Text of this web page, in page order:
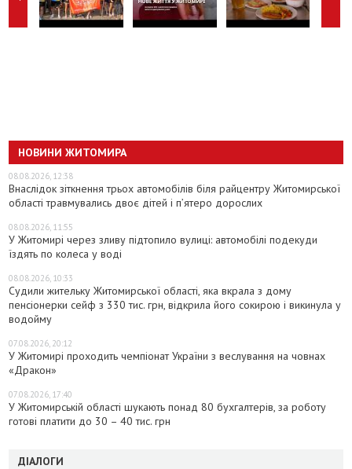
НОВИНИ ЖИТОМИРА
08.08.2026, 12:38
Внаслідок зіткнення трьох автомобілів біля райцентру Житомирської
області травмувались двоє дітей і пʼятеро дорослих
08.08.2026, 11:55
У Житомирі через зливу підтопило вулиці: автомобілі подекуди
їздять по колеса у воді
08.08.2026, 10:33
Судили жительку Житомирської області, яка вкрала з дому
пенсіонерки сейф з 330 тис. грн, відкрила його сокирою і викинула у
водойму
07.08.2026, 20:12
У Житомирі проходить чемпіонат України з веслування на човнах
«Дракон»
07.08.2026, 17:40
У Житомирській області шукають понад 80 бухгалтерів, за роботу
готові платити до 30 – 40 тис. грн
ДІАЛОГИ